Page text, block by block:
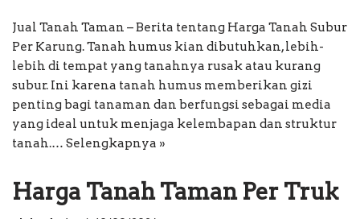
Jual Tanah Taman – Berita tentang Harga Tanah Subur
Per Karung. Tanah humus kian dibutuhkan, lebih-
lebih di tempat yang tanahnya rusak atau kurang
subur. Ini karena tanah humus memberikan gizi
penting bagi tanaman dan berfungsi sebagai media
yang ideal untuk menjaga kelembapan dan struktur
tanah.… Selengkapnya »
Harga Tanah Taman Per Truk